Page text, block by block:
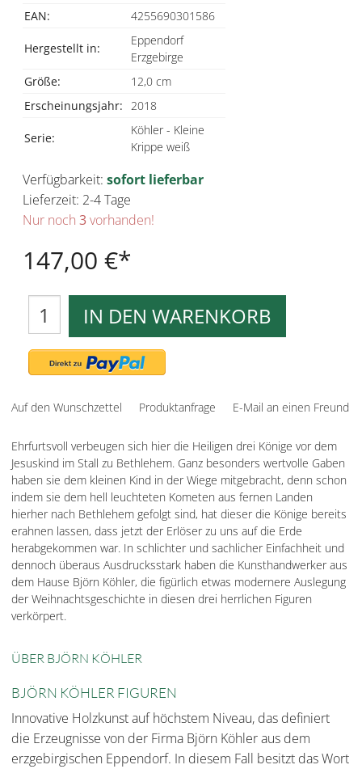
EAN:
4255690301586
Hergestellt in:
Eppendorf
Erzgebirge
Größe:
12,0 cm
Erscheinungsjahr: 2018
Serie:
Köhler - Kleine
Krippe weiß
Verfügbarkeit: sofort lieferbar
Lieferzeit: 2-4 Tage
Nur noch 3vorhanden!
147,00 €
IN DEN WARENKORB
Auf den Wunschzettel Produktanfrage E-Mail an einen Freund
Ehrfurtsvoll verbeugen sich hier die Heiligen drei Könige vor dem
Jesuskind im Stall zu Bethlehem. Ganz besonders wertvolle Gaben
haben sie dem kleinen Kind in der Wiege mitgebracht, denn schon
indem sie dem hell leuchteten Kometen aus fernen Landen
hierher nach Bethlehem gefolgt sind, hat dieser die Könige bereits
erahnen lassen, dass jetzt der Erlöser zu uns auf die Erde
herabgekommen war. In schlichter und sachlicher Einfachheit und
dennoch überaus Ausdrucksstark haben die Kunsthandwerker aus
dem Hause Björn Köhler, die figürlich etwas modernere Auslegung
der Weihnachtsgeschichte in diesen drei herrlichen Figuren
verkörpert.
ÜBER BJÖRN KÖHLER
BJÖRN KÖHLER FIGUREN
Innovative Holzkunst auf höchstem Niveau, das definiert
die Erzeugnisse von der Firma Björn Köhler aus dem
erzgebirgischen Eppendorf. In diesem Fall besitzt das Wort